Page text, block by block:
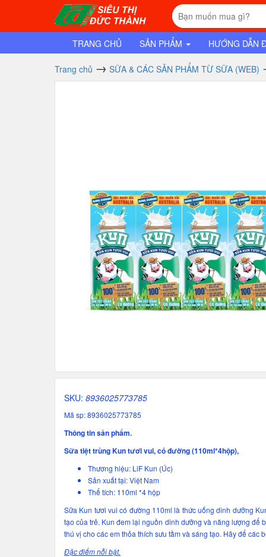
TRANG CHỦ SẢN PHẨM HƯỚNG DẪN
Trang chủ SỮA & CÁC SẢN PHẨM TỪ SỮA (WEB)
SKU: 8936025773785
Mã sp: 8936025773785
Thông tin sản phẩm.
Sữa tiệt trùng Kun tươi vui, có đường (110ml*4hộp),
Thương hiệu: LiF Kun (Úc)
Sản xuất tại: Việt Nam
Thể tích: 110ml *4 hộp
Sữa Kun tươi vui có đường 110ml là thức uống dinh dưỡng
tạo của trẻ. Kun đem lại nguồn dinh dưỡng và năng lượng để
thú vị cho các em thỏa thích sưu tầm và sáng tạo. Hãy để các
Đặc điểm nỗi bật.